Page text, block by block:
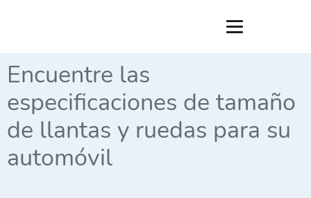
Encuentre las
especificaciones de tamaño
de llantas y ruedas para su
automóvil